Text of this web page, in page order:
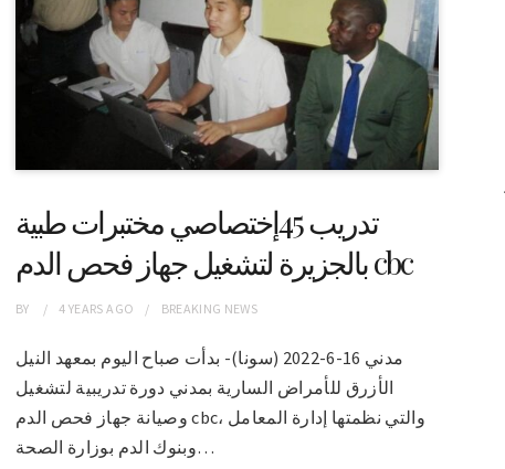
تدريب 45إختصاصي مختبرات طبية
بالجزيرة لتشغيل جهاز فحص الدم cbc
BY 4 YEARS AGO BREAKING NEWS
مدني 16-6-2022 (سونا)- بدأت صباح اليوم بمعهد النيل
الأزرق للأمراض السارية بمدني دورة تدريبية لتشغيل
وصيانة جهاز فحص الدم cbc، والتي نظمتها إدارة المعامل
وبنوك الدم بوزارة الصحة…